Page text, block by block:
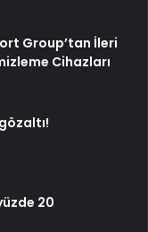
Group’tan İleri
Cihazları
20